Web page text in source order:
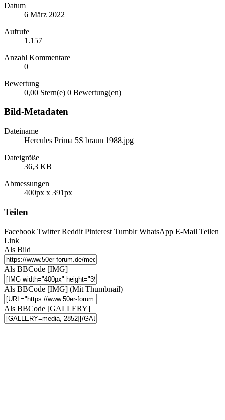
Datum
6 März 2022
Aufrufe
1.157
Anzahl Kommentare
0
Bewertung
0,00 Stern(e) 0 Bewertung(en)
Bild-Metadaten
Dateiname
Hercules Prima 5S braun 1988.jpg
Dateigröße
36,3 KB
Abmessungen
400px x 391px
Teilen
Facebook Twitter Reddit Pinterest Tumblr WhatsApp E-Mail Teilen
Link
Als Bild
Als BBCode [IMG]
Als BBCode [IMG] (Mit Thumbnail)
Als BBCode [GALLERY]